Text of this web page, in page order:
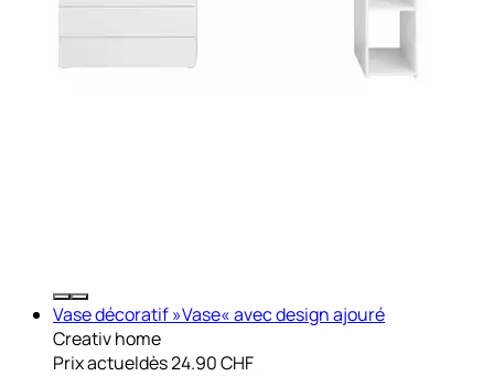
Vase décoratif »Vase« avec design ajouré
Creativ home
Prix actueldès24.90 CHF